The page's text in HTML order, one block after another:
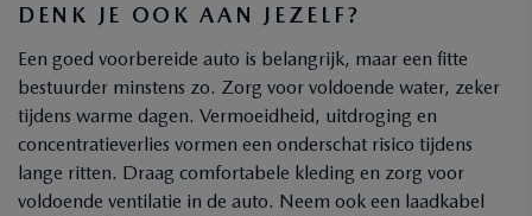
DENK JE OOK AAN JEZELF?
Een goed voorbereide auto is belangrijk, maar een fitte
bestuurder minstens zo. Zorg voor voldoende water, zeker
tijdens warme dagen. Vermoeidheid, uitdroging en
concentratieverlies vormen een onderschat risico tijdens
lange ritten. Draag comfortabele kleding en zorg voor
voldoende ventilatie in de auto. Neem ook een laadkabel